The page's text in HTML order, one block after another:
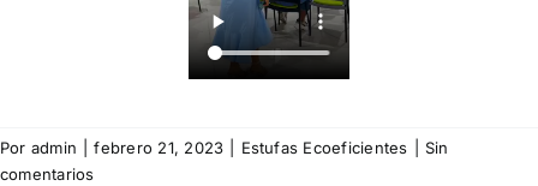
Por admin febrero 21, 2023 Estufas Ecoeficientes
Sin
comentarios